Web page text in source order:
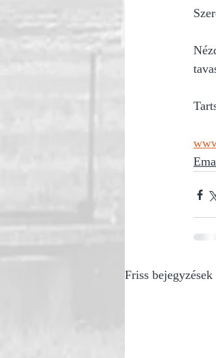
Friss bejegyzések